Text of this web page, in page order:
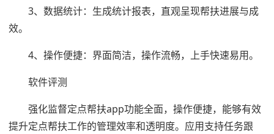
3、数据统计：生成统计报表，直观呈现帮扶进展与成
效。
4、操作便捷：界面简洁，操作流畅，上手快速易用。
软件评测
强化监督定点帮扶app功能全面，操作便捷，能够有效
提升定点帮扶工作的管理效率和透明度。应用支持任务跟